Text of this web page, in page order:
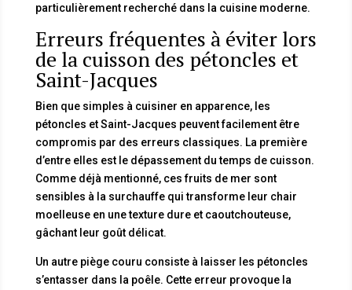
particulièrement recherché dans la cuisine moderne.
Erreurs fréquentes à éviter lors
de la cuisson des pétoncles et
Saint-Jacques
Bien que simples à cuisiner en apparence, les
pétoncles et Saint-Jacques peuvent facilement être
compromis par des erreurs classiques. La première
d’entre elles est le dépassement du temps de cuisson.
Comme déjà mentionné, ces fruits de mer sont
sensibles à la surchauffe qui transforme leur chair
moelleuse en une texture dure et caoutchouteuse,
gâchant leur goût délicat.
Un autre piège couru consiste à laisser les pétoncles
s’entasser dans la poêle. Cette erreur provoque la